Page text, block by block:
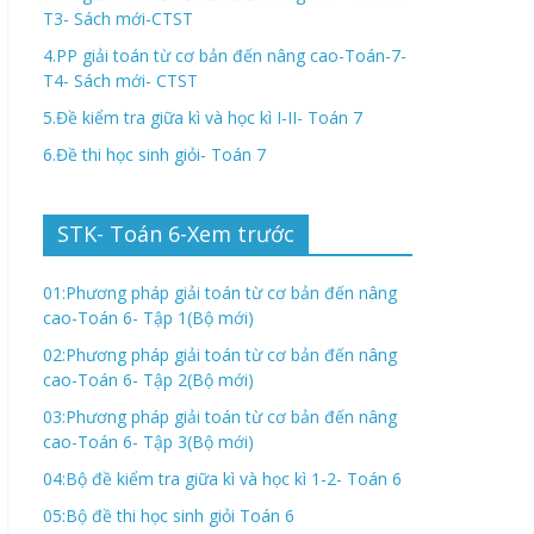
T3- Sách mới-CTST
4.PP giải toán từ cơ bản đến nâng cao-Toán-7-
T4- Sách mới- CTST
5.Đề kiểm tra giữa kì và học kì I-II- Toán 7
6.Đề thi học sinh giỏi- Toán 7
STK- Toán 6-Xem trước
01:Phương pháp giải toán từ cơ bản đến nâng
cao-Toán 6- Tập 1(Bộ mới)
02:Phương pháp giải toán từ cơ bản đến nâng
cao-Toán 6- Tập 2(Bộ mới)
03:Phương pháp giải toán từ cơ bản đến nâng
cao-Toán 6- Tập 3(Bộ mới)
04:Bộ đề kiểm tra giữa kì và học kì 1-2- Toán 6
05:Bộ đề thi học sinh giỏi Toán 6